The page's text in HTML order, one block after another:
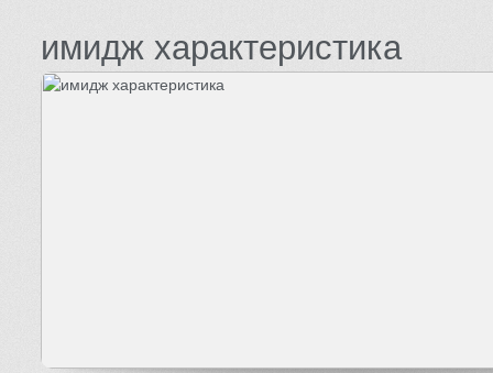
имидж характеристика